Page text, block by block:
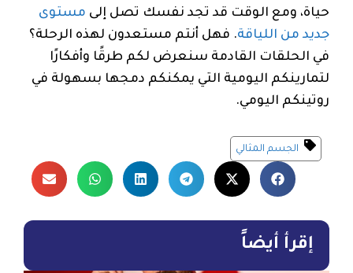
حياة، ومع الوقت قد تجد نفسك تصل إلى مستوى
جديد من اللياقة. فهل أنتم مستعدون لهذه الرحلة؟
في الحلقات القادمة سنعرض لكم طرقًا وأفكارًا
لتمارينكم اليومية التي يمكنكم دمجها بسهولة في
روتينكم اليومي.
الجسم المثالي
إقرأ أيضاً